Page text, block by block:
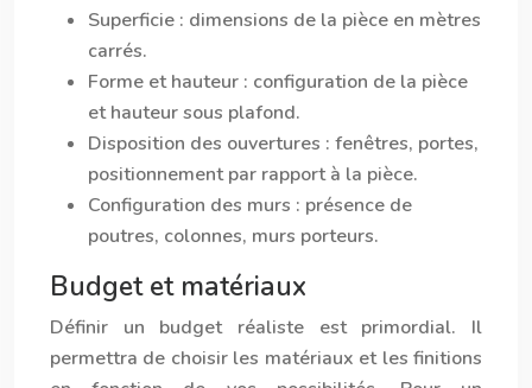
Superficie : dimensions de la pièce en mètres
carrés.
Forme et hauteur : configuration de la pièce
et hauteur sous plafond.
Disposition des ouvertures : fenêtres, portes,
positionnement par rapport à la pièce.
Configuration des murs : présence de
poutres, colonnes, murs porteurs.
Budget et matériaux
Définir un budget réaliste est primordial. Il
permettra de choisir les matériaux et les finitions